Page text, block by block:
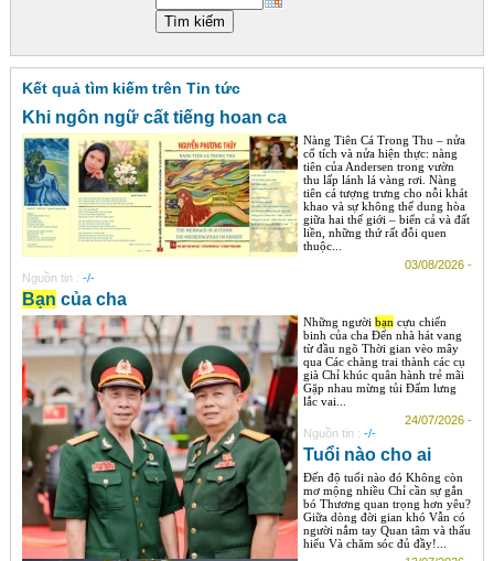
Liên hệ
Tìm kiếm
Kết quả tìm kiếm trên Tin tức
Khi ngôn ngữ cất tiếng hoan ca
Nàng Tiên Cá Trong Thu – nửa
cổ tích và nửa hiện thực: nàng
tiên của Andersen trong vườn
thu lấp lánh lá vàng rơi. Nàng
tiên cá tượng trưng cho nỗi khát
khao và sự không thể dung hòa
giữa hai thế giới – biển cả và đất
liền, những thứ rất đỗi quen
thuộc...
03/08/2026 -
Nguồn tin : -/-
Bạn của cha
Những người bạncựu chiến
binh của cha Đến nhà hát vang
từ đầu ngõ Thời gian vèo mây
qua Các chàng trai thành các cụ
già Chỉ khúc quân hành trẻ mãi
Gặp nhau mừng tủi Đấm lưng
lắc vai...
24/07/2026 -
Nguồn tin : -/-
Tuổi nào cho ai
Đến độ tuổi nào đó Không còn
mơ mộng nhiều Chỉ cần sự gắn
bó Thương quan trọng hơn yêu?
Giữa dòng đời gian khó Vẫn có
người nắm tay Quan tâm và thấu
hiểu Và chăm sóc đủ đầy!...